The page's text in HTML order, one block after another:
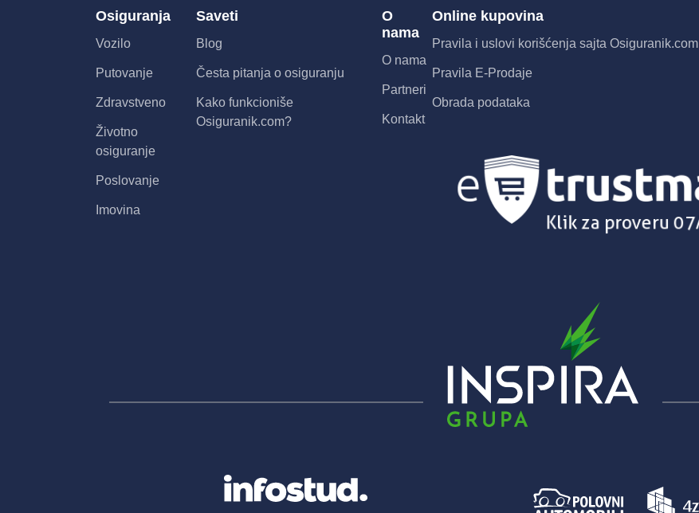
Osiguranja
Vozilo
Putovanje
Zdravstveno
Životno
osiguranje
Poslovanje
Imovina
Saveti
Blog
Česta pitanja o osiguranju
Kako funkcioniše
Osiguranik.com?
O
nama
O nama
Partneri
Kontakt
Online kupovina
Pravila i uslovi korišćenja sajta Osiguranik.com
Pravila E-Prodaje
Obrada podataka